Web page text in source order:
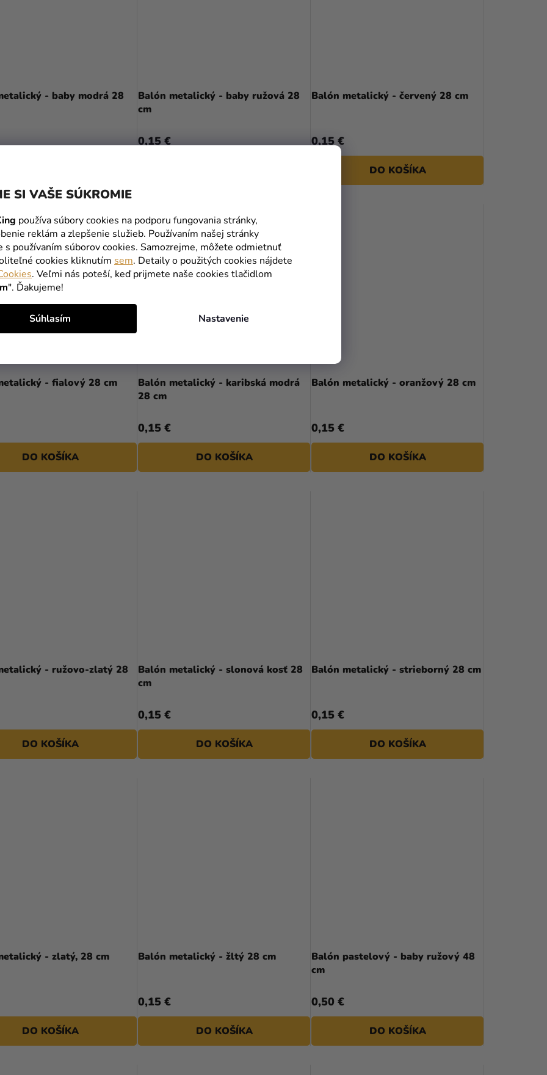
SI VAŠE SÚKROMIE
používa súbory cookies na podporu fungovania stránky,
reklám a zlepšenie služieb. Používaním našej stránky
s používaním súborov cookies. Samozrejme, môžete odmietnuť
cookies kliknutím sem. Detaily o použitých cookies nájdete
. Veľmi nás poteší, keď prijmete naše cookies tlačidlom
". Ďakujeme!
Nastavenie
Súhlasím
- baby modrá 28
Balón metalický - baby ružová 28
cm
0,15 €
Balón metalický - červený 28 cm
0,15 €
DO KOŠÍKA
- fialový 28 cm
DO KOŠÍKA
Balón metalický - karibská modrá
28 cm
0,15 €
DO KOŠÍKA
Balón metalický - oranžový 28 cm
0,15 €
DO KOŠÍKA
- ružovo-zlatý 28
DO KOŠÍKA
Balón metalický - slonová kosť 28
cm
0,15 €
DO KOŠÍKA
Balón metalický - strieborný 28 cm
0,15 €
DO KOŠÍKA
- zlatý, 28 cm
DO KOŠÍKA
Balón metalický - žltý 28 cm
0,15 €
DO KOŠÍKA
Balón pastelový - baby ružový 48
cm
0,50 €
DO KOŠÍKA